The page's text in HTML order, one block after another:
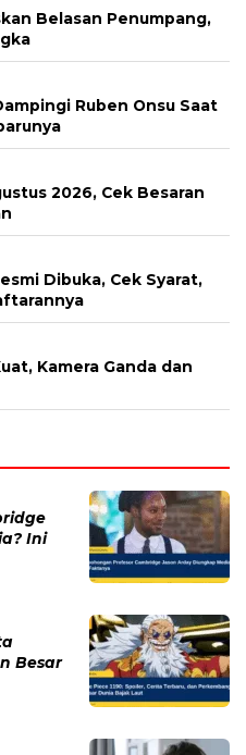
Belasan Penumpang,
Ruben Onsu Saat
2026, Cek Besaran
Dibuka, Cek Syarat,
Kamera Ganda dan
Ini
Besar